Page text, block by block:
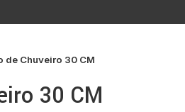
de Chuveiro 30 CM
30 CM